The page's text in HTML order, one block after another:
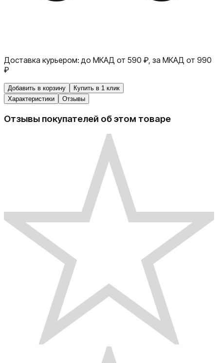
Доставка курьером: до МКАД от 590 ₽, за МКАД от 990
₽
Добавить в корзину
Купить в 1 клик
Характеристики
Отзывы
Отзывы покупателей об этом товаре